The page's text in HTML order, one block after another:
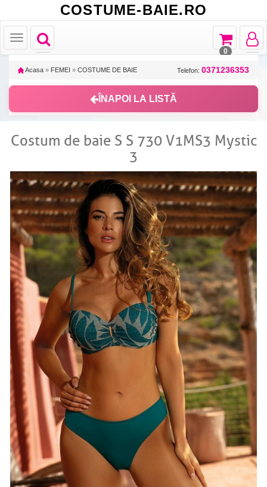
COSTUME-BAIE.RO
Toggle
navigation
Toggle
navigation
Toggle
Toggle
navigation
0
Acasa » FEMEI » COSTUME DE BAIE Telefon: 0371236353
ÎNAPOI LA LISTĂ
Costum de baie S S 730 V1MS3 Mystic
3